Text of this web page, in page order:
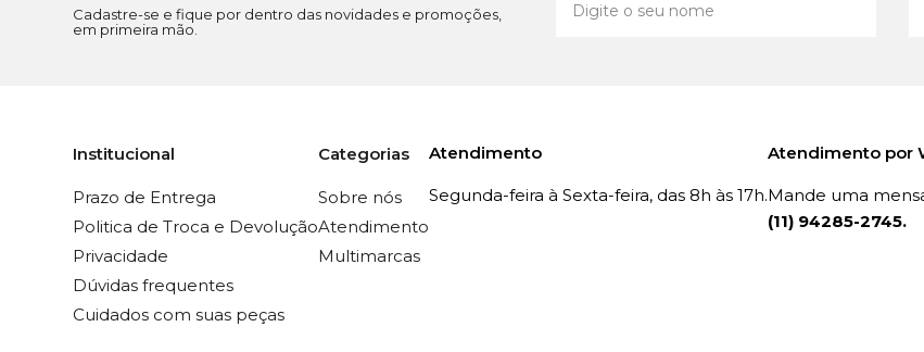
Cadastre-se e fique por dentro das novidades e promoções,
em primeira mão.
Institucional
Prazo de Entrega
Politica de Troca e Devolução
Privacidade
Dúvidas frequentes
Cuidados com suas peças
Categorias
Sobre nós
Atendimento
Multimarcas
Atendimento
Segunda-feira à Sexta-feira, das 8h às 17h.
Atendimento por
Mande uma
(11) 94285-2745.